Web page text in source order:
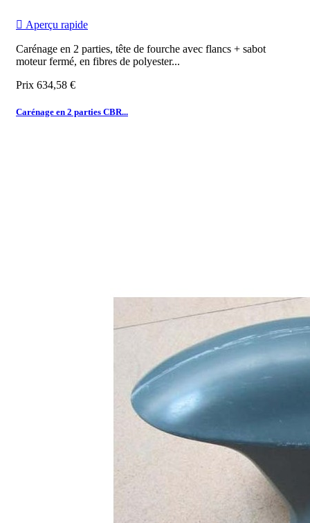
 Aperçu rapide
Carénage en 2 parties, tête de fourche avec flancs + sabot
moteur fermé, en fibres de polyester...
Prix 634,58 €
Carénage en 2 parties CBR...